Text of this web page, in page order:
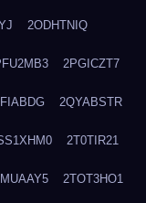
2ODHTNIQ
2PGICZT7
2QYABSTR
2T0TIR21
2TOT3HO1